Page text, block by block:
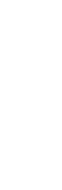
PERTAMA